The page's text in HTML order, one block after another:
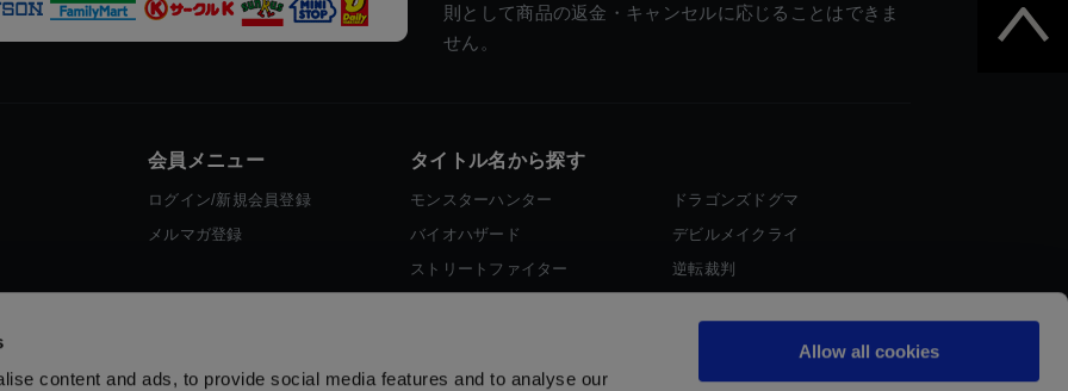
content and ads, to provide social media features and to analyse our
Allow all cookies
則として商品の返金・キャンセルに応じることはできま
せん。
会員メニュー
ログイン/新規会員登録
メルマガ登録
タイトル名から探す
モンスターハンター
バイオハザード
ストリートファイター
ドラゴンズドグマ
デビルメイクライ
逆転裁判